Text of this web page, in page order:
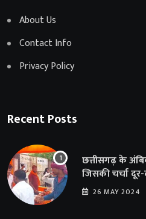
About Us
Contact Info
Privacy Policy
Recent Posts
छत्तीसगढ़ के
जिसकी चर्चा
अमेरिका से भी
26 MAY 2024